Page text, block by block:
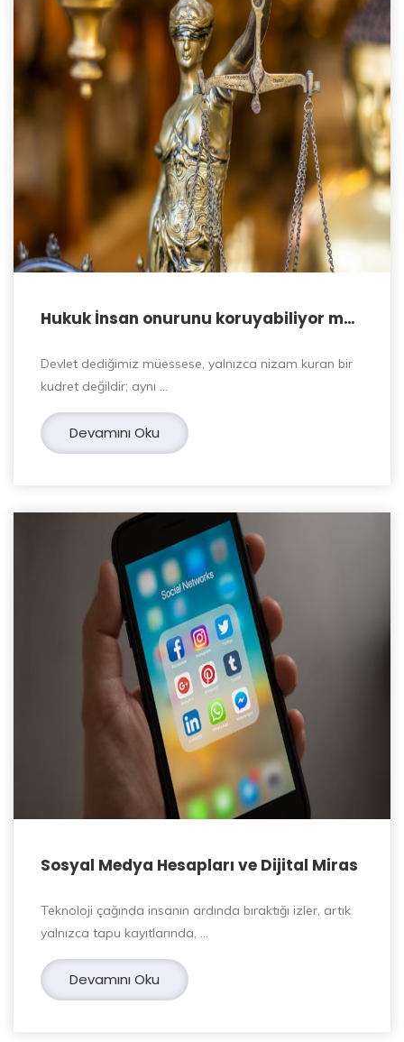
Hukuk İnsan onurunu koruyabiliyor mu
Devlet dediğimiz müessese, yalnızca nizam kuran bir
kudret değildir; aynı …
Devamını Oku
Sosyal Medya Hesapları ve Dijital Miras
Teknoloji çağında insanın ardında bıraktığı izler, artık
yalnızca tapu kayıtlarında, …
Devamını Oku